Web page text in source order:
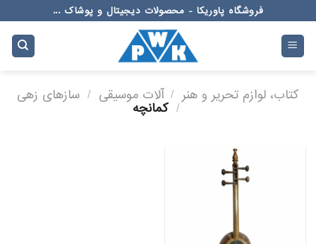
to
content
فروشگاه پاوریکا - محصولات دیجیتال و پوشاک ...
کتاب، لوازم تحریر و هنر / آلات موسیقی / سازهای زهی
/ کمانچه